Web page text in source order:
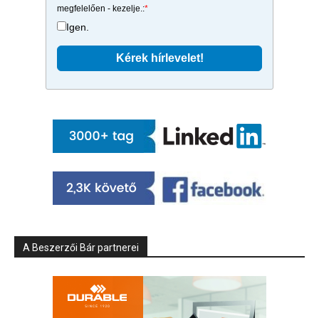
megfelelően - kezelje.:*
Igen.
A Beszerzői Bár partnerei